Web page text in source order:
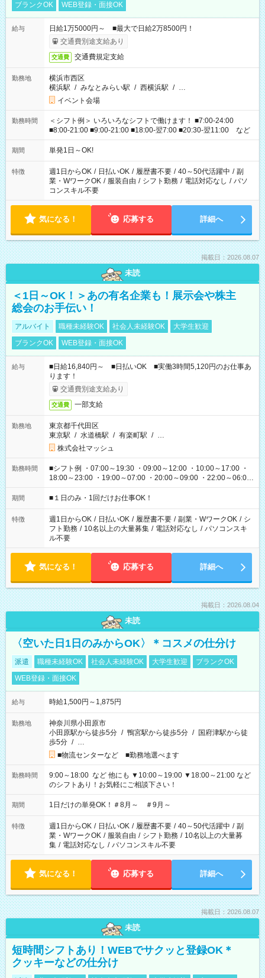
ブランクOK
WEB登録・面接OK
給与
日給1万5000円～ ■最大で日給2万8500円！
交通費別途支給あり
交通費 交通費規定支給
勤務地
横浜市西区
横浜駅 / みなとみらい駅 / 西横浜駅 / …
イベント会場
勤務時間
＜シフト例＞ いろいろなシフトで働けます！ ■7:00-24:00
■8:00-21:00 ■9:00-21:00 ■18:00-翌7:00 ■20:30-翌11:00 など
期間 単発1日～OK!
特徴 週1日からOK / 日払いOK / 履歴書不要 / 40～50代活躍中 / 副
業・WワークOK / 服装自由 / シフト勤務 / 電話対応なし / パソ
コンスキル不要
気になる！ 応募する 詳細へ
掲載日：2026.08.07
未読
＜1日～OK！＞あの有名企業も！展示会や株主
総会のお手伝い！
アルバイト 職種未経験OK 社会人未経験OK
大学生歓迎
ブランクOK
WEB登録・面接OK
給与
■日給16,840円～ ■日払いOK ■実働3時間5,120円のお仕事あ
ります！
交通費別途支給あり
交通費 一部支給
勤務地
東京都千代田区
東京駅 / 水道橋駅 / 有楽町駅 / …
株式会社マッシュ
勤務時間
■シフト例 ・07:00～19:30 ・09:00～12:00 ・10:00～17:00 ・
18:00～23:00 ・19:00～07:00 ・20:00～09:00 ・22:00～06:00
etc ★最短で3時間で5,120円のお仕事から 15時間で2万円近く稼
げるお仕事も！ ご希望のお時間に合わせてご紹介！ ※シフトは
ください！
期間 ■１日のみ・1回だけお仕事OK！
特徴 週1日からOK / 日払いOK / 履歴書不要 / 副業・WワークOK / シ
フト勤務 / 10名以上の大量募集 / 電話対応なし / パソコンスキ
ル不要
気になる！ 応募する 詳細へ
掲載日：2026.08.04
未読
〈空いた日1日のみからOK〉＊コスメの仕分け
派遣 職種未経験OK 社会人未経験OK 大学生歓迎
ブランクOK
WEB登録・面接OK
給与 時給1,500円～1,875円
勤務地
神奈川県小田原市
小田原駅から徒歩5分 / 鴨宮駅から徒歩5分 / 国府津駅から徒
歩5分 / …
■物流センターなど ■勤務地選べます
勤務時間
9:00～18:00 など 他にも ▼10:00～19:00 ▼18:00～21:00 など
のシフトあり！お気軽にご相談下さい！
期間 1日だけの単発OK！＃8月～ ＃9月～
特徴 週1日からOK / 日払いOK / 履歴書不要 / 40～50代活躍中 / 副
業・WワークOK / 服装自由 / シフト勤務 / 10名以上の大量募
集 / 電話対応なし / パソコンスキル不要
気になる！ 応募する 詳細へ
掲載日：2026.08.07
未読
短時間シフトあり！WEBでサクッと登録OK＊
クッキーなどの仕分け